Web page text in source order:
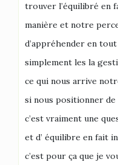
trouver l’équilibré en
manière et notre
d’appréhender en
simplement les la
ce qui nous arrive
si nous positionner
c’est vraiment une
et d’ équilibre en fait
c’est pour ça que je